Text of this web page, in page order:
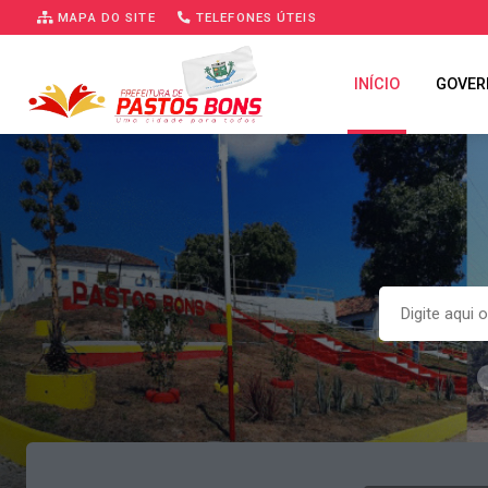
MAPA DO SITE TELEFONES ÚTEIS
INÍCIO